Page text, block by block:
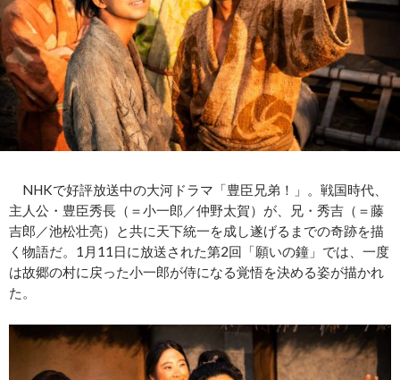
NHKで好評放送中の大河ドラマ「豊臣兄弟！」。戦国時代、
主人公・豊臣秀長（＝小一郎／仲野太賀）が、兄・秀吉（＝藤
吉郎／池松壮亮）と共に天下統一を成し遂げるまでの奇跡を描
く物語だ。1月11日に放送された第2回「願いの鐘」では、一度
は故郷の村に戻った小一郎が侍になる覚悟を決める姿が描かれ
た。